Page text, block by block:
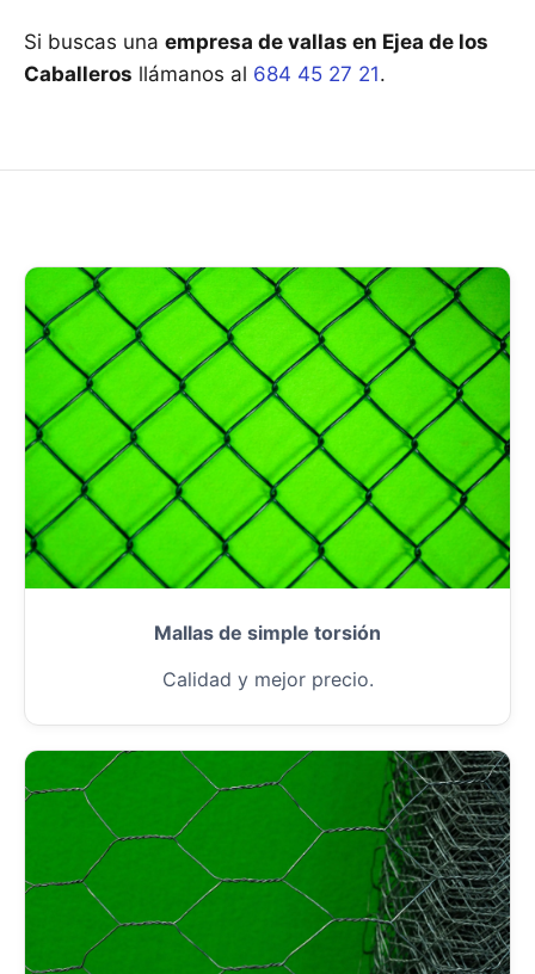
Si buscas una empresa de vallas en Ejea de los
Caballeros llámanos al 684 45 27 21.
Mallas de simple torsión
Calidad y mejor precio.